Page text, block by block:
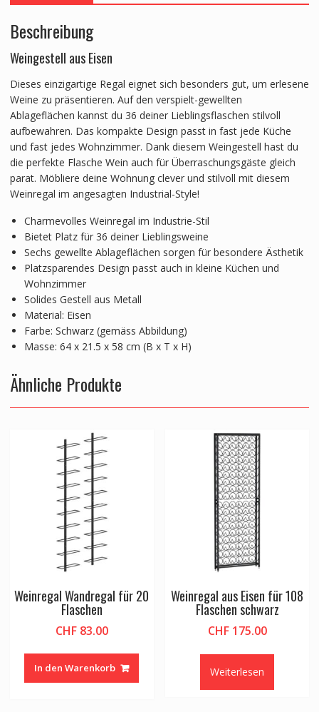
Beschreibung
Weingestell aus Eisen
Dieses einzigartige Regal eignet sich besonders gut, um erlesene
Weine zu präsentieren. Auf den verspielt-gewellten
Ablageflächen kannst du 36 deiner Lieblingsflaschen stilvoll
aufbewahren. Das kompakte Design passt in fast jede Küche
und fast jedes Wohnzimmer. Dank diesem Weingestell hast du
die perfekte Flasche Wein auch für Überraschungsgäste gleich
parat. Möbliere deine Wohnung clever und stilvoll mit diesem
Weinregal im angesagten Industrial-Style!
Charmevolles Weinregal im Industrie-Stil
Bietet Platz für 36 deiner Lieblingsweine
Sechs gewellte Ablageflächen sorgen für besondere Ästhetik
Platzsparendes Design passt auch in kleine Küchen und
Wohnzimmer
Solides Gestell aus Metall
Material: Eisen
Farbe: Schwarz (gemäss Abbildung)
Masse: 64 x 21.5 x 58 cm (B x T x H)
Ähnliche Produkte
Weinregal Wandregal für 20
Flaschen
CHF83.00
In den Warenkorb
Weinregal aus Eisen für 108
Flaschen schwarz
CHF175.00
Weiterlesen